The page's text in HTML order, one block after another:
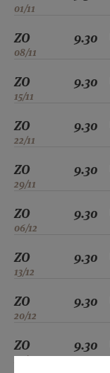
01/11
ZO
08/11
9.30
ZO
15/11
9.30
ZO
22/11
9.30
ZO
29/11
9.30
ZO
06/12
9.30
ZO
13/12
9.30
ZO
20/12
9.30
ZO
27/12
9.30